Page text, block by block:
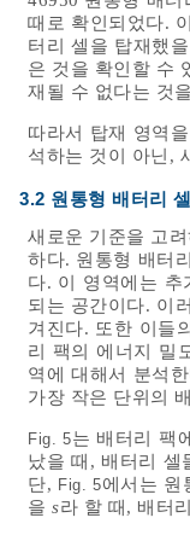
때로 확인되었다.
터리 셀을 탑재했
은 것을 확인할 수
재될 수 없다는 것
따라서 탑재 영역
석하는 것이 아닌,
3.2 원통형 배터리
새로운 기준을 고
하다. 원통형 배터
다. 이 영역에는
되는 공간이다. 이
겨진다. 또한 이들
리 팩의 에너지 밀
역에 대해서 분석
가장 작은 단위의
Fig. 5는 배터리 팩
났을 때, 배터리 셀
단, Fig. 5에서는 원
을 s라 할 때, 배터